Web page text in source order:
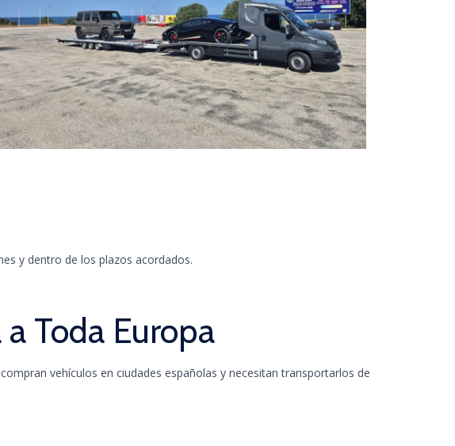
y dentro de los plazos acordados.
Toda Europa
vehículos en ciudades españolas y necesitan transportarlos de